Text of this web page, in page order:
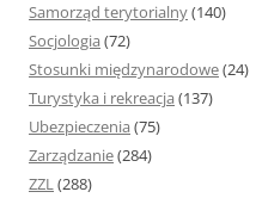
Samorząd terytorialny(140)
Socjologia (72)
Stosunki międzynarodowe(24)
Turystyka i rekreacja (137)
Ubezpieczenia (75)
Zarządzanie(284)
ZZL(288)